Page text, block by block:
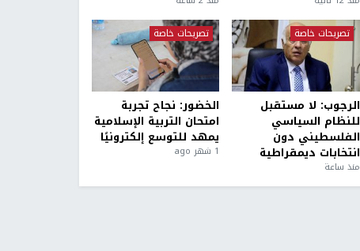
تصريحات خاصة
الرجوب: لا مستقبل
للنظام السياسي
الفلسطيني دون
انتخابات ديمقراطية
منذ ساعة
تصريحات خاصة
الخضور: نجاح تجربة
امتحان التربية الإسلامية
يمهد للتوسع إلكترونيًا
1 شهر ago